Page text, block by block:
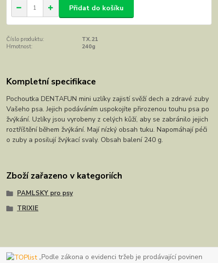
Přidat do košíku
Číslo produktu:
TX.21
Hmotnost:
240g
Kompletní specifikace
Pochoutka DENTAFUN mini uzlíky zajistí svěží dech a zdravé zuby
Vašeho psa. Jejich podáváním uspokojíte přirozenou touhu psa po
žvýkání. Uzlíky jsou vyrobeny z celých kůží, aby se zabránilo jejich
roztříštění během žvýkání. Mají nízký obsah tuku. Napomáhají péči
o zuby a posilují žvýkací svaly. Obsah balení 240 g.
Zboží zařazeno v kategoriích
PAMLSKY pro psy
TRIXIE
„Podle zákona o evidenci tržeb je prodávající povinen